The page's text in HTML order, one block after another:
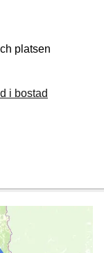
platsen
i bostad